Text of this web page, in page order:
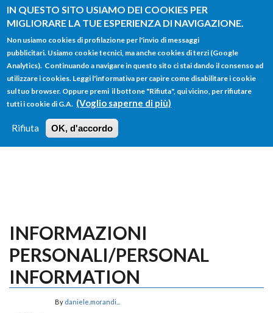
IN QUESTO SITO USIAMO DEI COOKIES PER
MIGLIORARE LA TUE ESPERIENZA DI NAVIGAZIONE.
Non usiamo cookies di profilazione per l'invio di messaggi
pubblicitari. Usiamo cookie tecnici, ma anche cookies di terzi (Google
Analytics). Continuando a navigare in questo sito ci stai dando il consenso ad
utilizzare i cookies. Leggi l'informativa per capire come disabilitare i cookie
sul tuo browser. Oppure premi il bottone "Rifiuta", qui vicino, per rifiutare
tutti i cookie di G.A. (Voglio saperne di più)
Rifiuta OK, d'accordo
Salta al contenuto principale
FORM
DI
RICERCA
Main menu
HOME TUTTI I PROFILI
LOGIN
INFORMAZIONI
PERSONALI/PERSONAL
INFORMATION
By daniele.morandi...